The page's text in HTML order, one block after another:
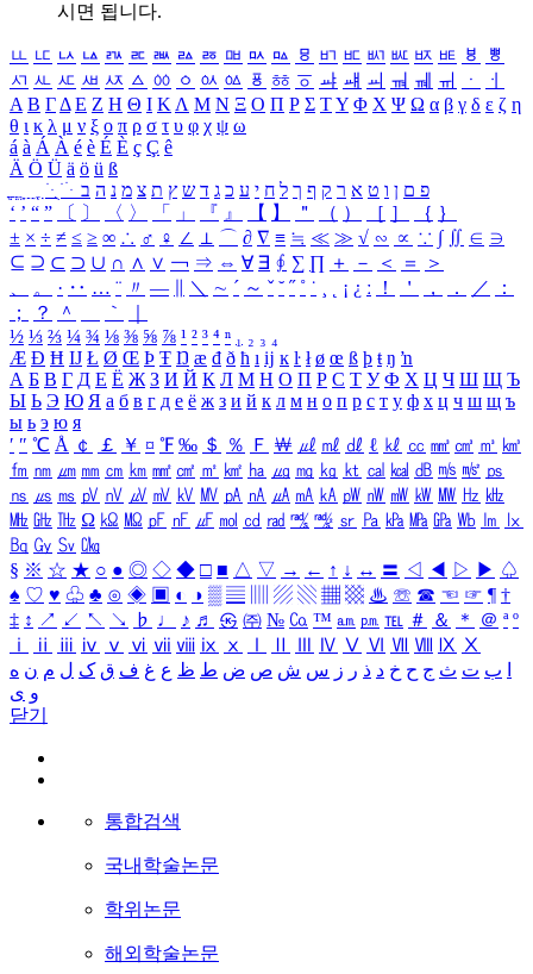
시면 됩니다.
ㅥ ㅦ ㅧ ㅨ ㅩ ㅪ ㅫ ㅬ ㅭ ㅮ ㅯ ㅰ ㅱ ㅲ ㅳ ㅴ ㅵ ㅶ ㅷ ㅸ
ㅹ
ㅺ ㅻ ㅼ ㅽ ㅾ ㅿ ㆀ ㆁ ㆂ ㆃ ㆄ ㆅ ㆆ ㆇ ㆈ ㆉ ㆊ ㆋ ㆌ ㆍ
ㆎ
Α Β ΓΔ Ε Ζ Η Θ Ι ΚΛ Μ Ν Ξ Ο Π Ρ Σ ΤΥ Φ Χ Ψ Ω α β γ δ ε ζ η
θ ι κ λ μ ν ξ ο π ρ σ τ υ φ χ ψ ω
á à Á À é è É È ç Ç ê
Ä Ö Ü ä ö ü ß
ִֶֹ ֻּ ׁׂ פ ם ן ו ט א ר ק ף ך ל ח י ע כ ג ד ש ץ ת צ מ נ ה ב
‘ ’ “ ” 〔 〕 〈 〉 「 」 『 』 【 】 ＂ （ ） ［ ］ ｛ ｝
± × ÷ ≠ ≤ ≥ ∞ ∴ ♂ ♀ ∠ ⊥ ⌒ ∂ ∇ ≡ ≒ ≪ ≫ √ ∽ ∝ ∵ ∫ ∬ ∈ ∋
⊆ ⊇ ⊂ ⊃ ∪ ∩ ∧ ∨ ￢ ⇒ ⇔ ∀ ∃ ∮ ∑ ∏ ＋ － ＜ ＝
＞
、
。 · ‥ … ¨ 〃 ― ＼ ∼ ´ ～ ˇ ˘ ˝ ˚ ˙ ¸ ¡ ¿ ː ！ ＇ ， ． ／
：
；
？ ＾ ｀
½ ⅓ ⅔ ¼ ¾ ⅛ ⅜ ⅝ ⅞ ¹ ² ³ ⁴ ⁿ ₁ ₂ ₃ ₄
Æ Ð Ħ Ĳ Ł Ø Œ Þ Ŧ Ŋ æ đ ð ħ ı ĳ ĸ ŀ ł ø œ ß þ ŧ ŋ ŉ
А Б В Г Д Е Ё Ж З И Й К Л М Н О П Р С Т У Ф Х Ц Ч Ш Щ Ъ
Ы Ь Э Ю Я а б в г д е ё ж з и й к л м н о п р с т у ф х ц ч ш щ ъ
ы ь э ю я
′ ″ ℃ Å ￠ ￡ ￥ ¤ ℉ ‰ ＄ ％ Ｆ ￦ ㎕ ㎖ ㎗ ℓ ㎘ ㏄ ㎣ ㎤ ㎥ ㎦
㎙ ㎚ ㎛ ㎜ ㎝ ㎞ ㎟ ㎠ ㎡ ㎢ ㏊ ㎍ ㎎ ㎏ ㏏ ㎈ ㎉ ㏈ ㎧ ㎨ ㎰
㎱ ㎲ ㎳ ㎴ ㎵ ㎶ ㎷ ㎸ ㎹ ㎀ ㎁ ㎂ ㎃ ㎄ ㎺ ㎻ ㎽ ㎾ ㎿ ㎐ ㎑
㎒ ㎓ ㎔ Ω ㏀ ㏁ ㎊ ㎋ ㎌ ㏖ ㏅ ㎭ ㎮ ㎯ ㏛ ㎩ ㎪ ㎫ ㎬ ㏝ ㏐
㏓
㏃ ㏉ ㏜ ㏆
§ ※ ☆ ★ ○ ● ◎ ◇ ◆ □ ■ △ ▽ → ← ↑ ↓ ↔ 〓 ◁ ◀ ▷ ▶ ♤
♠ ♡ ♥ ♧ ♣ ⊙ ◈ ▣ ◐ ◑ ▒ ▤ ▨ ▧ ▦ ▩ ♨ ☏ ☎ ☜ ☞ ¶ †
‡ ↕ ↗ ↙ ↖ ↘ ♭ ♩ ♪ ♬ ㉿ ㈜ № ㏇ ™ ㏂ ㏘ ℡ ＃ ＆ ＊ ＠ ª º
ⅰ
ⅱ ⅲ ⅳ ⅴ ⅵ ⅶ ⅷ ⅸ ⅹ Ⅳ Ⅴ Ⅵ Ⅶ Ⅷ Ⅸ Ⅹ
ب ت ث ج ح خ د ذ ر ز س ش ص ض ط ظ ع غ ف ق ک ل م ن ه
و ی
닫기
통합검색
국내학술논문
학위논문
해외학술논문